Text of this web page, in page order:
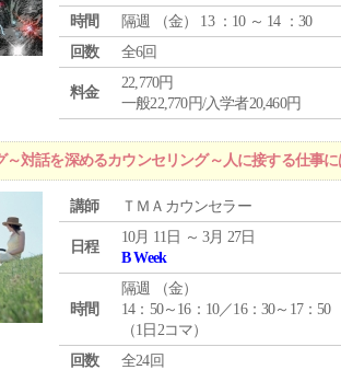
時間
隔週 （金） 13 ：10 ～ 14 ：30
回数
全6回
料金
22,770円
一般22,770円/入学者20,460円
～対話を深めるカウンセリング～人に接する仕事
講師 ＴＭＡカウンセラー
日程
10月 11日 ～ 3月 27日
B Week
時間
隔週 （金）
14：50～16：10／16：30～17：50
（1日2コマ）
回数
全24回